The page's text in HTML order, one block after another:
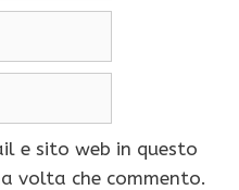
e sito web in questo
volta che commento.